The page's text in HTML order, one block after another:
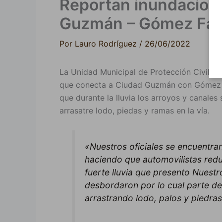
Reportan
Guzmán – Gómez
Por Lauro Rodríguez / 26/06/2022
La Unidad Municipal de Protección Civil y
que conecta a Ciudad Guzmán con
que durante la lluvia los arroyos y
arrasatre lodo, piedas y ramas en la vía.
«Nuestros oficiales se
haciendo que automovilistas
fuerte lluvia que presento
desbordaron por lo cual parte
arrastrando lodo, palos y